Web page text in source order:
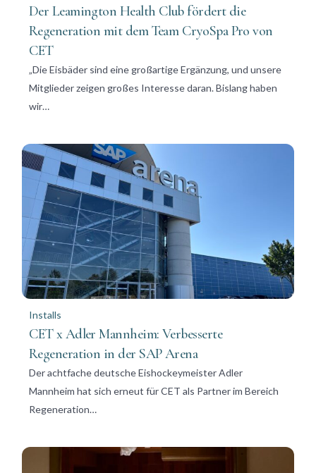
Der Leamington Health Club fördert die
Regeneration mit dem Team CryoSpa Pro von
CET
„Die Eisbäder sind eine großartige Ergänzung, und unsere
Mitglieder zeigen großes Interesse daran. Bislang haben
wir…
Installs
CET x Adler Mannheim: Verbesserte
Regeneration in der SAP Arena
Der achtfache deutsche Eishockeymeister Adler
Mannheim hat sich erneut für CET als Partner im Bereich
Regeneration…